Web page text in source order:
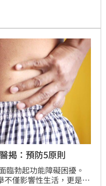
光，直到其父近日因修
，經濟狀況沒有很好，沒
揭：預防5原則
臨勃起功能障礙困擾。
不僅影響性生活，更是心